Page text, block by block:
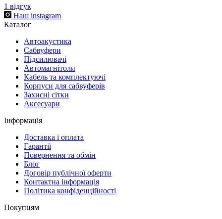
1 відгук
Наш instagram
Каталог
Автоакустика
Cабвуфери
Підсилювачі
Автомагнітоли
Кабель та комплектуючі
Корпуси для сабвуферів
Захисні сітки
Аксесуари
Інформація
Доставка і оплата
Гарантії
Повернення та обмін
Блог
Договір публічної оферти
Контактна інформація
Політика конфіденційності
Покупцям